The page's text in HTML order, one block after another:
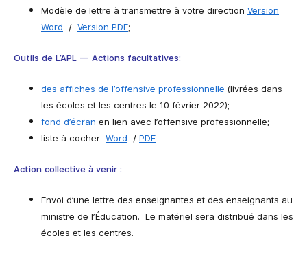
Modèle de lettre à transmettre à votre direction Version
Word / Version PDF​;
Outils de L’APL — Actions facultatives:
des affiches de l’offensive professionnelle (livrées dans
les écoles et les centres le 10 février 2022);
fond d’écran en lien avec l’offensive professionnelle;
liste à cocher Word / PDF
Action collective à venir :
Envoi d’une lettre des enseignantes et des enseignants au
ministre de l’Éducation. Le matériel sera distribué dans les
écoles et les centres.